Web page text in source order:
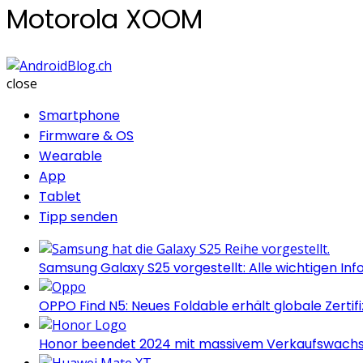
Motorola XOOM
close
Smartphone
Firmware & OS
Wearable
App
Tablet
Tipp senden
Samsung Galaxy S25 vorgestellt: Alle wichtigen
OPPO Find N5: Neues Foldable erhält globale
Honor beendet 2024 mit massivem